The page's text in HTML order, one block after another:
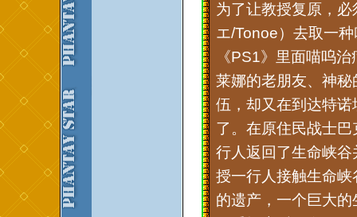
为了让教授复原，
エ/Tonoe）去取一
《PS1》里面喵呜
莱娜的老朋友、神
伍，却又在到达特
了。在原住民战士
行人返回了生命峡
授一行人接触生命
的遗产，一个巨大